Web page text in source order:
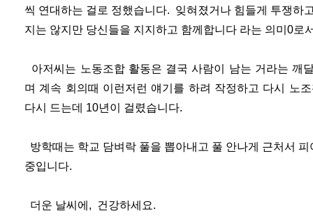
씩 연대하는 걸로 정했습니다. 잊혀졌거나 힘들게 투쟁하
지는 않지만 당신들을 지지하고 함께합니다 라는 의미0로
아저씨는 노동조합 활동은 결국 사람이 남는 거라는 깨
며 계속 회의때 이런저런 얘기를 하려 작정하고 다시 노
다시 드는데 10년이 걸렸습니다.
방학때는 학교 담벼락 풀을 뽑아내고 풀 안나게 근처서
중입니다.
더운 날씨에, 건강하세요.